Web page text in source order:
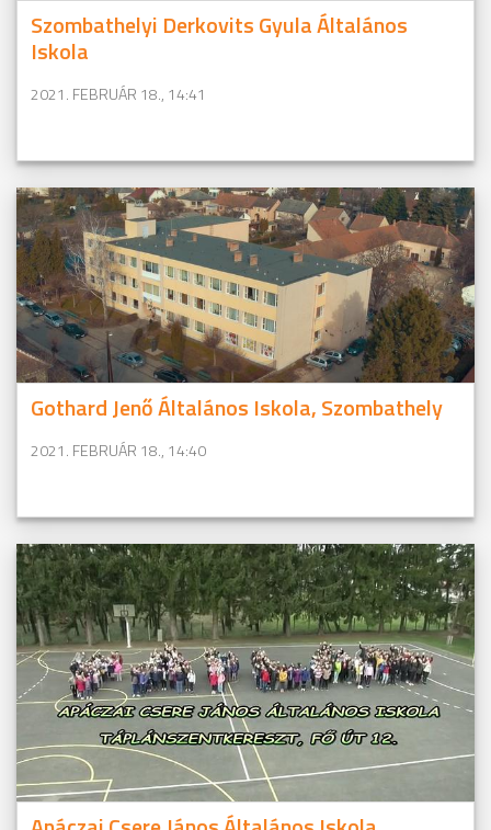
Szombathelyi Derkovits Gyula Általános
Iskola
2021. FEBRUÁR 18., 14:41
Gothard Jenő Általános Iskola, Szombathely
2021. FEBRUÁR 18., 14:40